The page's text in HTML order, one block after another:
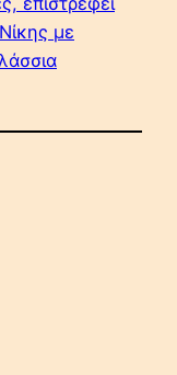
με